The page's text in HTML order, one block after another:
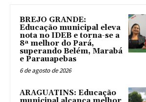
BREJO GRANDE:
Educação municipal eleva
nota no IDEB e torna-se a
8ª melhor do Pará,
superando Belém, Marabá
e Parauapebas
6 de agosto de 2026
ARAGUATINS: Educação